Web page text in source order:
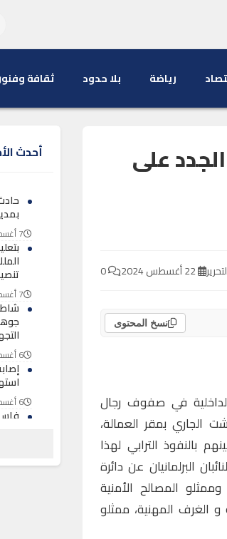
رياضة بلا حدود ثقافة
على
نسخ المحتوى
الداخلية في صفوف رجال
ترأس عامل إقليم جرادة يومه الخميس22 غشت الجاري بمقر العمالة،
بالنفوذ الترابي لهذا
البرلمانيان عن دائرة
المصالح الأمنية
و الغرف المهنية، ممثلو
أحدث
7 أغسطس 2026
7 أغسطس 2026
6 أغسطس 2026
6 أغسطس 2026